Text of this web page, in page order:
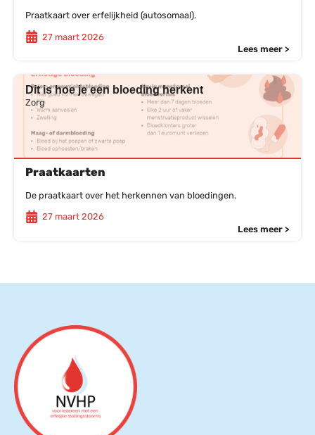
Praatkaart over erfelijkheid (autosomaal).
27 maart 2026
Lees meer >
Dit is hoe je een bloeding herkent
Zorg
Praatkaarten
De praatkaart over het herkennen van bloedingen.
27 maart 2026
Lees meer >